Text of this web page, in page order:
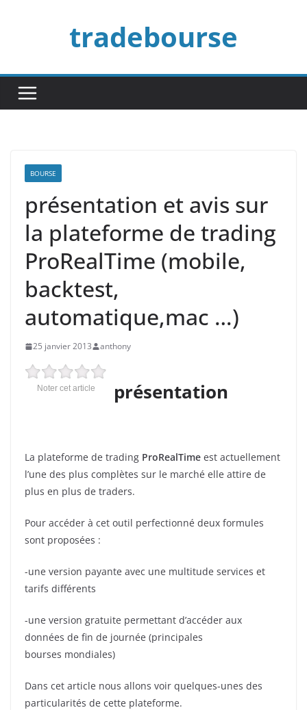
tradebourse
BOURSE
présentation et avis sur
la plateforme de trading
ProRealTime (mobile,
backtest,
automatique,mac …)
25 janvier 2013 anthony
Noter cet article présentation
La plateforme de trading ProRealTime est actuellement
l’une des plus complètes sur le marché elle attire de
plus en plus de traders.
Pour accéder à cet outil perfectionné deux formules
sont proposées :
-une version payante avec une multitude services et
tarifs différents
-une version gratuite permettant d’accéder aux
données de fin de journée (principales
bourses mondiales)
Dans cet article nous allons voir quelques-unes des
particularités de cette plateforme.